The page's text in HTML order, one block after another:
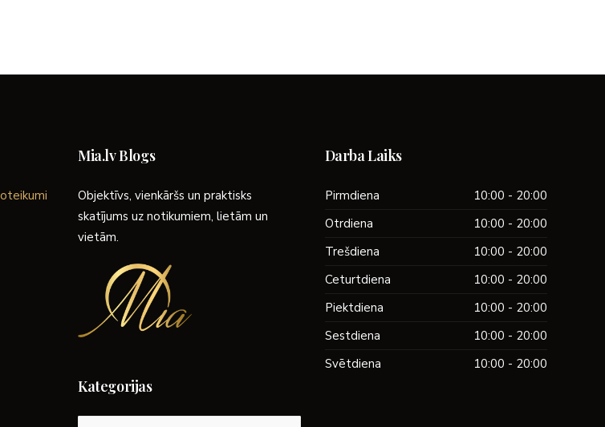
Mia.lv Blogs
Objektīvs, vienkāršs un praktisks
skatījums uz notikumiem, lietām un
vietām.
Kategorijas
Darba Laiks
Pirmdiena
10:00 - 20:00
Otrdiena
10:00 - 20:00
Trešdiena
10:00 - 20:00
Ceturtdiena
10:00 - 20:00
Piektdiena
10:00 - 20:00
Sestdiena
10:00 - 20:00
Svētdiena
10:00 - 20:00